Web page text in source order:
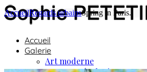
Accueil
Galerie
Art moderne
AccueilRegards urbainsSpring in Paris.